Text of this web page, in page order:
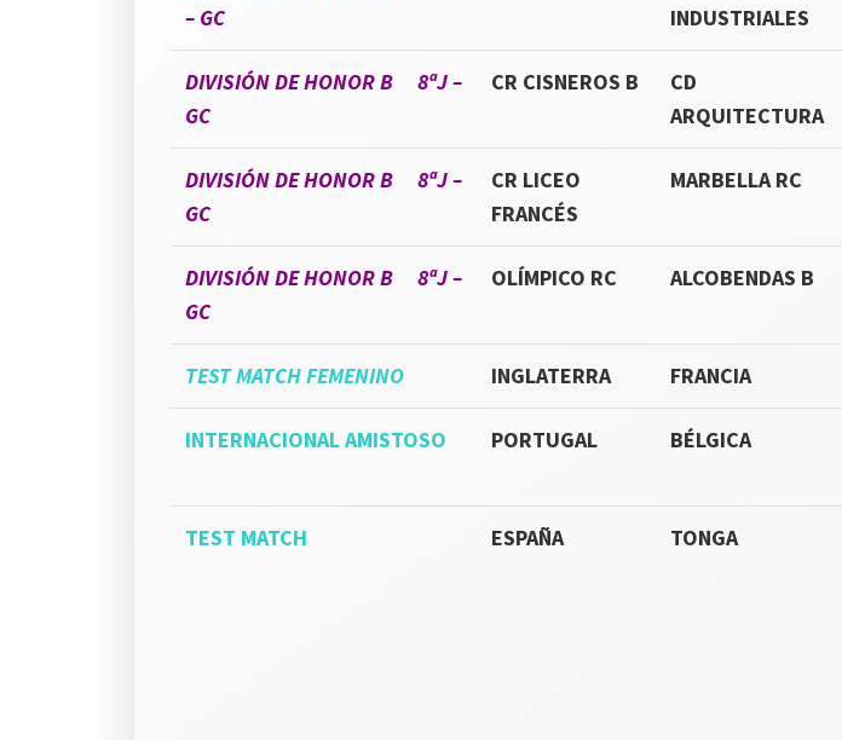
– GC
INDUSTRIALES
DIVISIÓN DE HONOR B 8ªJ –
GC
CR CISNEROS B
CD
ARQUITECTURA
DIVISIÓN DE HONOR B 8ªJ –
GC
CR LICEO
FRANCÉS
MARBELLA RC
DIVISIÓN DE HONOR B 8ªJ –
GC
OLÍMPICO RC ALCOBENDAS B
TEST MATCH FEMENINO INGLATERRA FRANCIA
INTERNACIONAL AMISTOSO PORTUGAL BÉLGICA
TEST MATCH ESPAÑA TONGA